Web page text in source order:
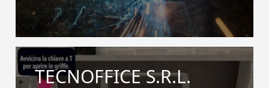
TECNOFFICE S.R.L.